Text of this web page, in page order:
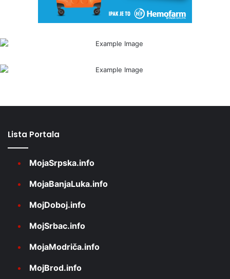
Lista Portala
MojaSrpska.info
MojaBanjaLuka.info
MojDoboj.info
MojSrbac.info
MojaModriča.info
MojBrod.info